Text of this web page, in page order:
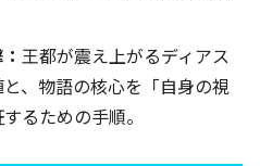
王都が震え上がるディアス
、物語の核心を「自身の視
るための手順。